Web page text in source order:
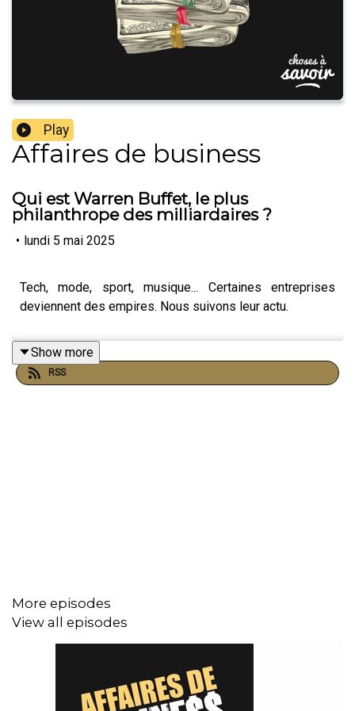
Play
Affaires de business
Qui est Warren Buffet, le plus
philanthrope des milliardaires ?
• lundi 5 mai 2025
Tech, mode, sport, musique... Certaines entreprises
deviennent des empires. Nous suivons leur actu.
Show more
RSS
More episodes
View all episodes